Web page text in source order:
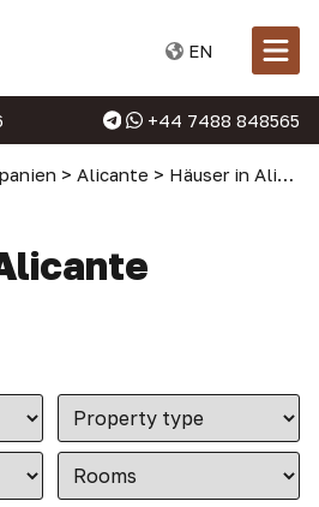
EN
+44 7488 848565
> Alicante > Häuser in Alicante